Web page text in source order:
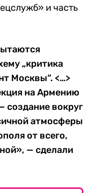
и часть
„критика
Москвы“. <…>
на Армению
создание вокруг
атмосферы
от всего,
— сделали